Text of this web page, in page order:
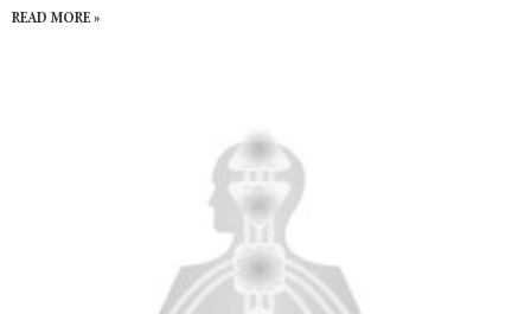
intensiv damit auseinandersetzen?
READ MORE »